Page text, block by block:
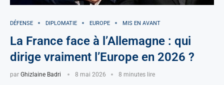
DÉFENSE DIPLOMATIE EUROPE MIS EN AVANT
La France face à l’Allemagne : qui
dirige vraiment l’Europe en 2026 ?
par Ghizlaine Badri 8 mai 2026 8 minutes lire